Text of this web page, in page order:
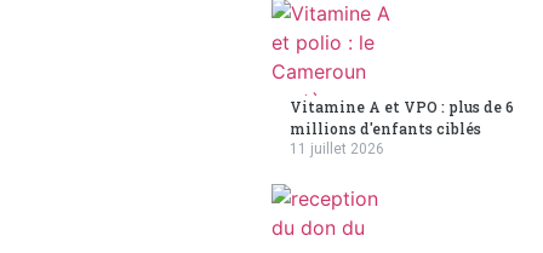
Vitamine A et VPO : plus de 6
millions d'enfants ciblés
11 juillet 2026